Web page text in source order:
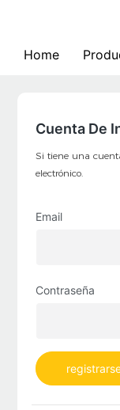
Home
Cuenta De
Si tiene una
electrónico.
Email
Contraseña